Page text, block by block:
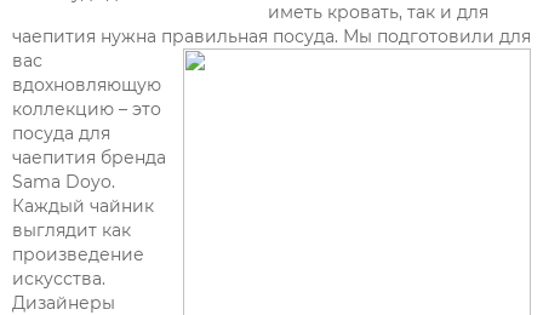
иметь кровать, так и для
чаепития нужна правильная посуда. Мы подготовили для
вас
вдохновляющую
коллекцию – это
посуда для
чаепития бренда
Sama Doyo.
Каждый чайник
выглядит как
произведение
искусства.
Дизайнеры